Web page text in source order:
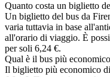
Quanto costa un biglietto
Un biglietto del bus da
varia tuttavia in base
all'orario di viaggio. È
per soli 6,24 €.
Qual è il bus più
Il biglietto più economico